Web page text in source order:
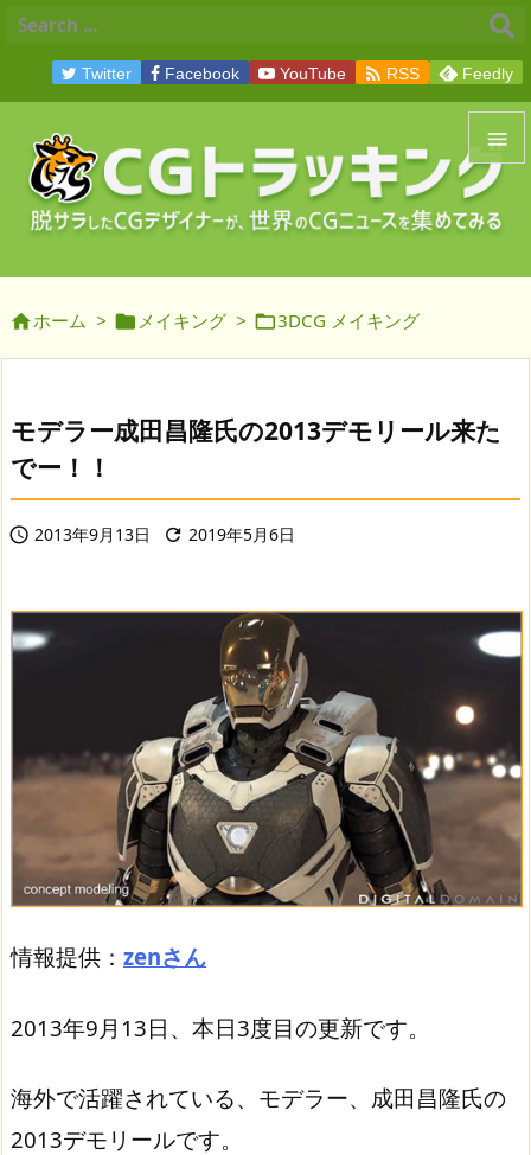


メニュ
前へ
次へ
Twitter Facebook YouTube  RSS Feedly
ホーム >  メイキング > 3DCG メイキング
モデラー成田昌隆氏の2013デモリール来た
でー！！
 2013年9月13日  2019年5月6日
情報提供： zenさん
2013年9月13日、本日3度目の更新です。
海外で活躍されている、モデラー、成田昌隆氏の
2013デモリールです。